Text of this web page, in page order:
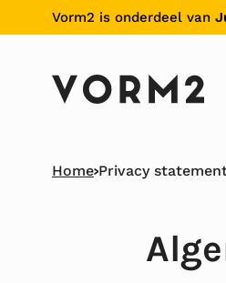
SkiplinksVorm2 is onderdeel van
Home Privacy